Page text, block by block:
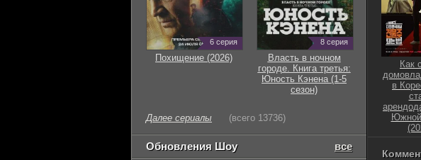
Как
в
6 серия
Похищение (2026)
8 серия
Власть в ночном
городе. Книга третья:
Юность Кэнена (1-5
сезон)
Далее сериалы (всего 13736)
Обновления Шоу все